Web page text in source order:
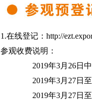
1.在线登记： http://
参观收费说明：
2019年3月26日中午
2019年3月27日至3
2019年3月27日至3月